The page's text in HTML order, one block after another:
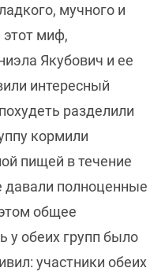
мучного и
миф,
Якубович и ее
интересный
разделили
кормили
пищей в течение
давали полноценные
общее
у обеих групп было
участники обеих